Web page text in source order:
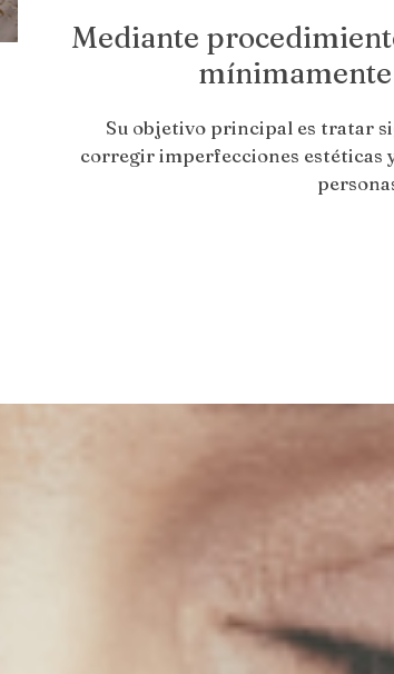
Mediante
Su objetivo principal es tratar
corregir imperfecciones estéticas